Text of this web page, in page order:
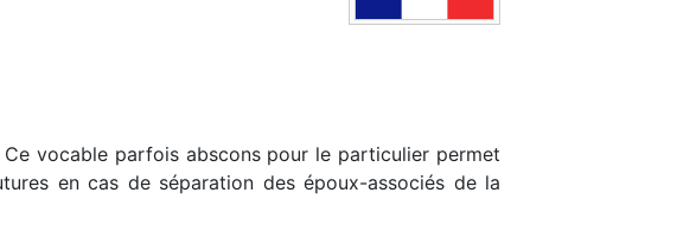
vocable parfois abscons pour le particulier permet
en cas de séparation des époux-associés de la